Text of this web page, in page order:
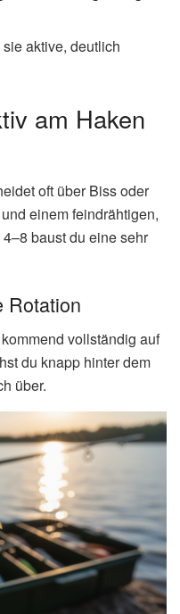
aktive, deutlich
am Haken
oft über Biss oder
einem feindrähtigen,
baust du eine sehr
Rotation
vollständig auf
du knapp hinter dem
über.